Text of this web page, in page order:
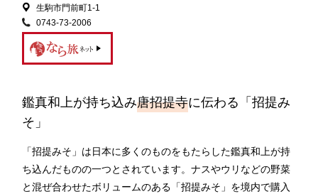
生駒市門前町1-1
0743-73-2006
鑑真和上が持ち込み唐招提寺に伝わる「招提み
そ」
「招提みそ」は日本に多くのものをもたらした鑑真和上が持
ち込んだものの一つとされています。ナスやウリなどの野菜
と混ぜ合わせたボリュームのある「招提みそ」を境内で購入